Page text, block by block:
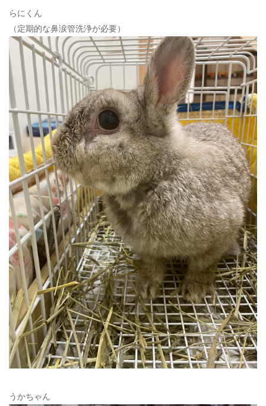
らにくん
（定期的な鼻涙管洗浄が必要）
うかちゃん